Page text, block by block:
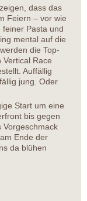
dass das
Feiern – vor wie
Pasta und
mental auf die
die Top-
Race
Auffällig
jung. Oder
Start um eine
bis gegen
Vorgeschmack
Ende der
da blühen